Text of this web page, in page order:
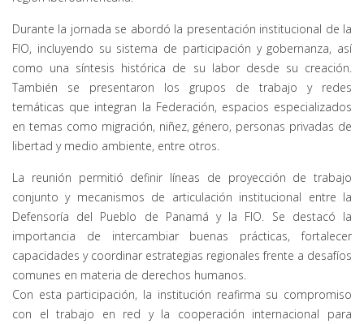
Durante la jornada se abordó la presentación institucional de la
FIO, incluyendo su sistema de participación y gobernanza, así
como una síntesis histórica de su labor desde su creación.
También se presentaron los grupos de trabajo y redes
temáticas que integran la Federación, espacios especializados
en temas como migración, niñez, género, personas privadas de
libertad y medio ambiente, entre otros.
La reunión permitió definir líneas de proyección de trabajo
conjunto y mecanismos de articulación institucional entre la
Defensoría del Pueblo de Panamá y la FIO. Se destacó la
importancia de intercambiar buenas prácticas, fortalecer
capacidades y coordinar estrategias regionales frente a desafíos
comunes en materia de derechos humanos.
Con esta participación, la institución reafirma su compromiso
con el trabajo en red y la cooperación internacional para